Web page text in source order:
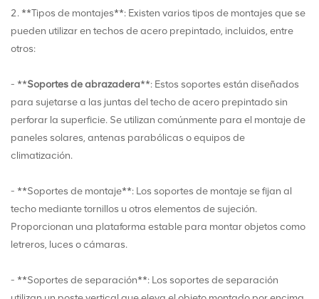
2. **Tipos de montajes**: Existen varios tipos de montajes que se
pueden utilizar en techos de acero prepintado, incluidos, entre
otros:
- **Soportes de abrazadera**: Estos soportes están diseñados
para sujetarse a las juntas del techo de acero prepintado sin
perforar la superficie. Se utilizan comúnmente para el montaje de
paneles solares, antenas parabólicas o equipos de
climatización.
- **Soportes de montaje**: Los soportes de montaje se fijan al
techo mediante tornillos u otros elementos de sujeción.
Proporcionan una plataforma estable para montar objetos como
letreros, luces o cámaras.
- **Soportes de separación**: Los soportes de separación